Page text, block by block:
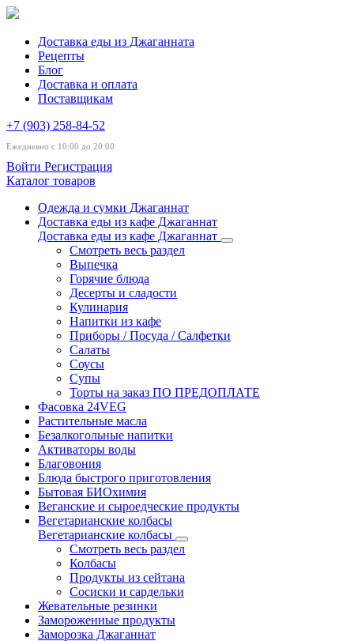
Доставка еды из Джаганната
Рецепты
Блог
Доставка и оплата
Поставщикам
+7 (903) 258-84-52
Ежедневно с 10:00 до 20:00
Войти Регистрация
Каталог товаров
Одежда и сумки Джаганнат
Доставка еды из кафе Джаганнат
Доставка еды из кафе Джаганнат
Смотреть весь раздел
Выпечка
Горячие блюда
Десерты и сладости
Кулинария
Напитки из кафе
Приборы / Посуда / Салфетки
Салаты
Соусы
Супы
Торты на заказ ПО ПРЕДОПЛАТЕ
Фасовка 24VEG
Растительные масла
Безалкогольные напитки
Активаторы воды
Благовония
Блюда быстрого приготовления
Бытовая БИОхимия
Веганские и сыроедческие продукты
Вегетарианские колбасы
Вегетарианские колбасы
Смотреть весь раздел
Колбасы
Продукты из сейтана
Сосиски и сардельки
Жевательные резинки
Замороженные продукты
Заморозка Джаганнат